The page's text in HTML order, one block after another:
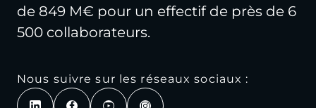
de 849 M€ pour un effectif de près de 6
500 collaborateurs.
Nous suivre sur les réseaux sociaux :